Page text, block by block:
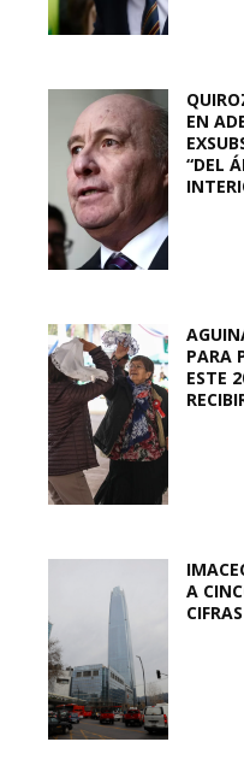
EN
“DEL
PARA
ESTE
A